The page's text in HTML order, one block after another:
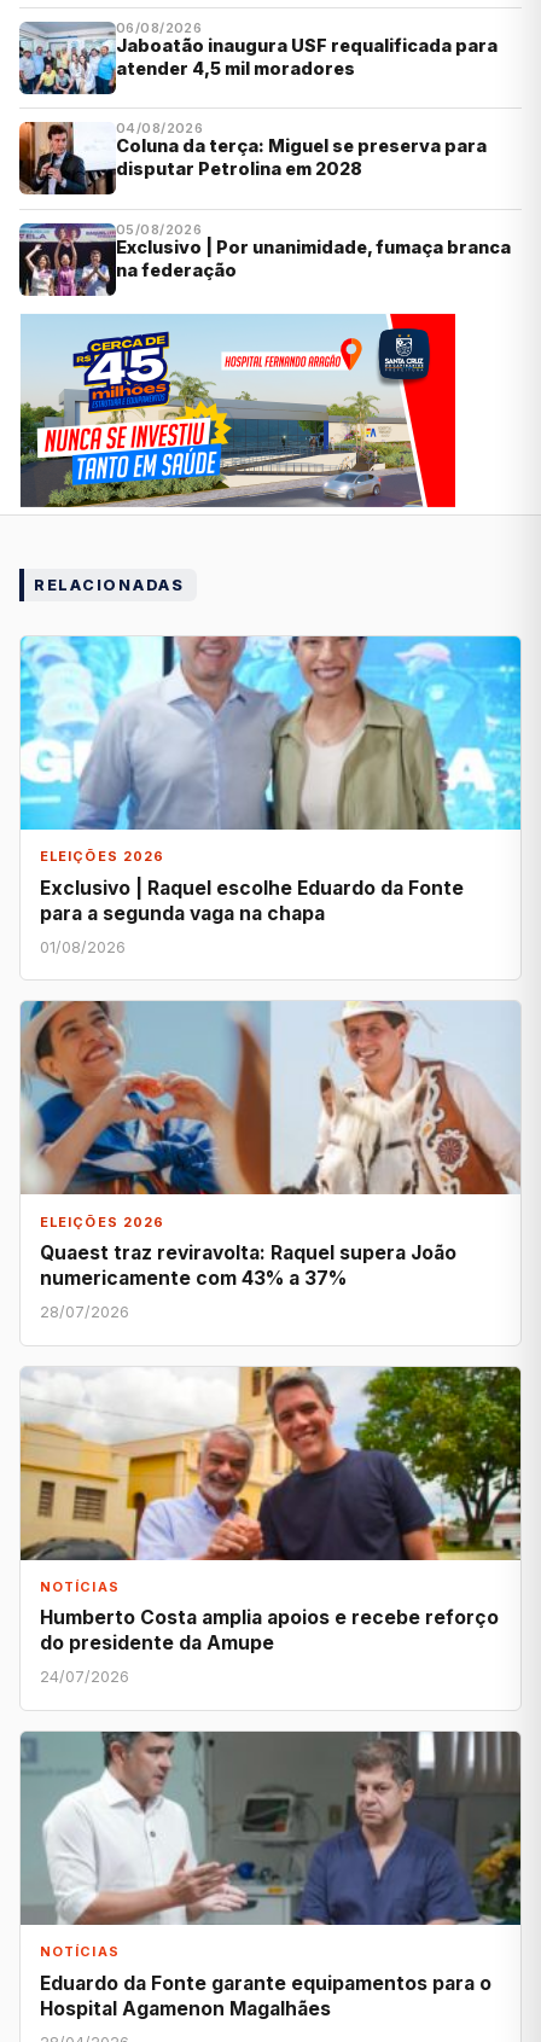
06/08/2026
Jaboatão inaugura USF requalificada para
atender 4,5 mil moradores
04/08/2026
Coluna da terça: Miguel se preserva para
disputar Petrolina em 2028
05/08/2026
Exclusivo | Por unanimidade, fumaça branca
na federação
RELACIONADAS
ELEIÇÕES 2026
Exclusivo | Raquel escolhe Eduardo da Fonte
para a segunda vaga na chapa
01/08/2026
ELEIÇÕES 2026
Quaest traz reviravolta: Raquel supera João
numericamente com 43% a 37%
28/07/2026
NOTÍCIAS
Humberto Costa amplia apoios e recebe reforço
do presidente da Amupe
24/07/2026
NOTÍCIAS
Eduardo da Fonte garante equipamentos para o
Hospital Agamenon Magalhães